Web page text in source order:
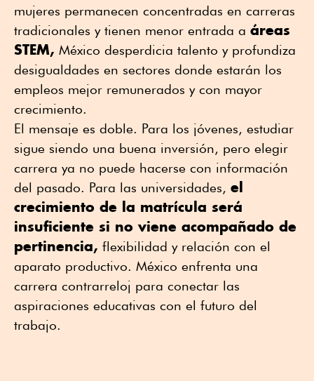
mujeres permanecen concentradas en carreras
tradicionales y tienen menor entrada a áreas
STEM, México desperdicia talento y profundiza
desigualdades en sectores donde estarán los
empleos mejor remunerados y con mayor
crecimiento.
El mensaje es doble. Para los jóvenes, estudiar
sigue siendo una buena inversión, pero elegir
carrera ya no puede hacerse con información
del pasado. Para las universidades, el
crecimiento de la matrícula será
insuficiente si no viene acompañado de
pertinencia, flexibilidad y relación con el
aparato productivo. México enfrenta una
carrera contrarreloj para conectar las
aspiraciones educativas con el futuro del
trabajo.